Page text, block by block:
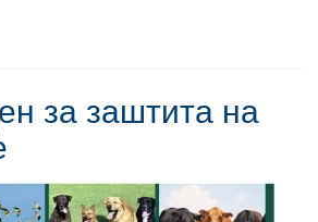
за заштита на